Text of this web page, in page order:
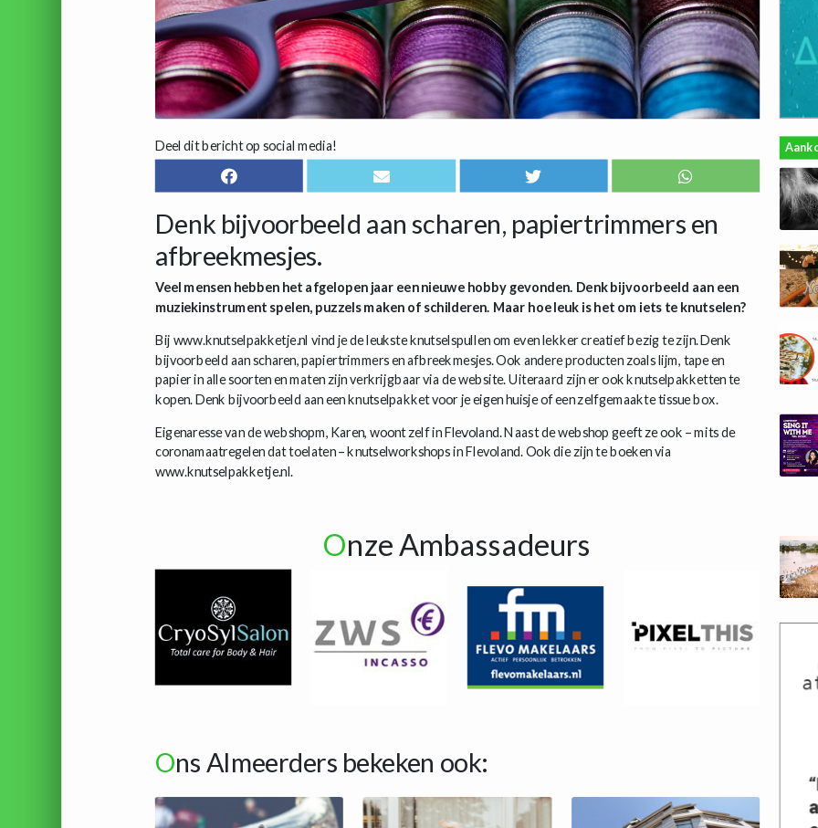
Deel dit bericht op social media!
Denk bijvoorbeeld aan scharen, papiertrimmers en
afbreekmesjes.
Veel mensen hebben het afgelopen jaar een nieuwe hobby gevonden. Denk bijvoorbeeld aan een
muziekinstrument spelen, puzzels maken of schilderen. Maar hoe leuk is het om iets te knutselen?
Bij www.knutselpakketje.nl vind je de leukste knutselspullen om even lekker creatief bezig te zijn. Denk
bijvoorbeeld aan scharen, papiertrimmers en afbreekmesjes. Ook andere producten zoals lijm, tape en
papier in alle soorten en maten zijn verkrijgbaar via de website. Uiteraard zijn er ook knutselpakketten te
kopen. Denk bijvoorbeeld aan een knutselpakket voor je eigen huisje of een zelfgemaakte tissue box.
Eigenaresse van de webshopm, Karen, woont zelf in Flevoland. Naast de webshop geeft ze ook – mits de
coronamaatregelen dat toelaten – knutselworkshops in Flevoland. Ook die zijn te boeken via
www.knutselpakketje.nl.
Onze Ambassadeurs
Ons Almeerders bekeken ook: